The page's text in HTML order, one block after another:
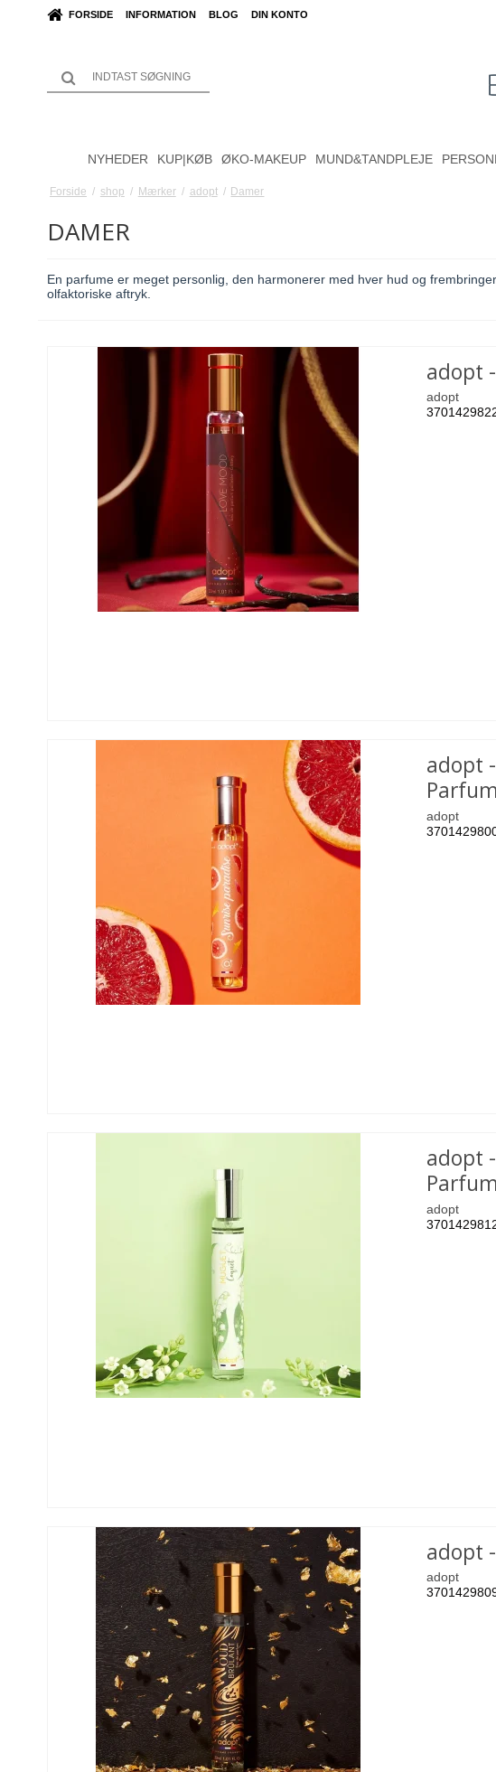
FORSIDE INFORMATION BLOG DIN KONTO
NYHEDER KUP|KØB ØKO-MAKEUP MUND&TANDPLEJE
Forside / shop / Mærker / adopt / Damer
DAMER
En parfume er meget personlig, den harmonerer med hver hud og
olfaktoriske aftryk.
adopt
adopt
adopt
Parfum
adopt
adopt
Parfum
adopt
adopt
adopt